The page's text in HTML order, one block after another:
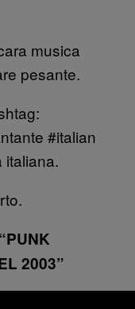
musica
pesante.
#italian
italiana.
2003”